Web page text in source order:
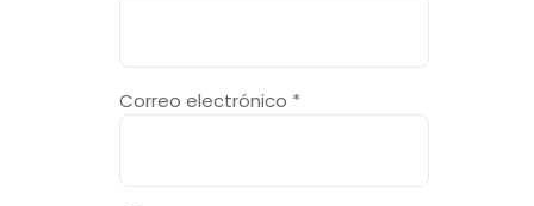
Correo electrónico *